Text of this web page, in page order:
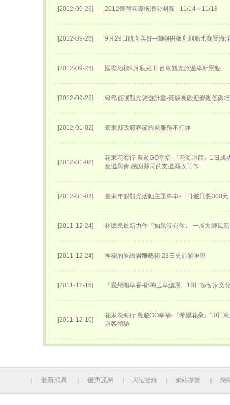
[2012-09-26] 2012臺灣國際衝浪公開賽 - 11/14～11/18
[2012-09-26] 9月29日航向美好─蘭嶼拼板舟划船比賽暨海
[2012-09-26] 國際地標9月底完工 台東觀光旅遊添新景點
[2012-09-26] 綠島低碳觀光悠遊計畫-黃縣長歡迎鄉親低碳
[2012-01-02] 臺東縣政府春節旅遊服務不打烊
[2012-01-02]
花東花海行 農遊GO幸福-『花海遊龍』1日成
應邀與會 感謝縣民的支援縣政工作
[2012-01-02] 臺東年假觀光活動主題專車-一日遊只要300元
[2011-12-24] 林懷民最新力作『如果沒有你』 一展大師風
[2011-12-24] 神秘的岩繪岩雕藝術 23日史前館重現
[2011-12-16] 「愛戀藺草香-鄭梅玉草編展」16日起客家文
[2011-12-10]
花東花海行 農遊GO幸福-『希望花朵』10日
遊客體驗
最新消息 優惠訊息 民宿登錄 網站導覽 戀